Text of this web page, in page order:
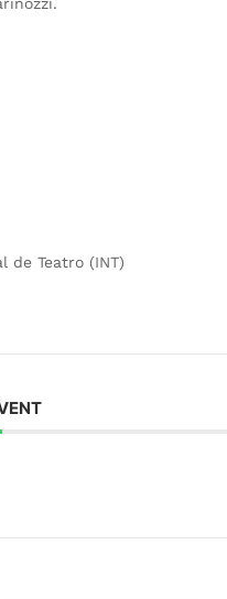
de Teatro (INT)